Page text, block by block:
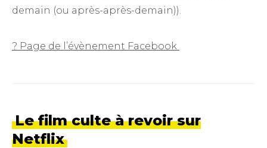
demain (ou après-après-demain)).
? Page de l’évènement Facebook
Le film culte à revoir sur
Netflix